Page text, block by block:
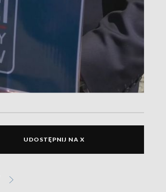
UDOSTĘPNIJ NA X